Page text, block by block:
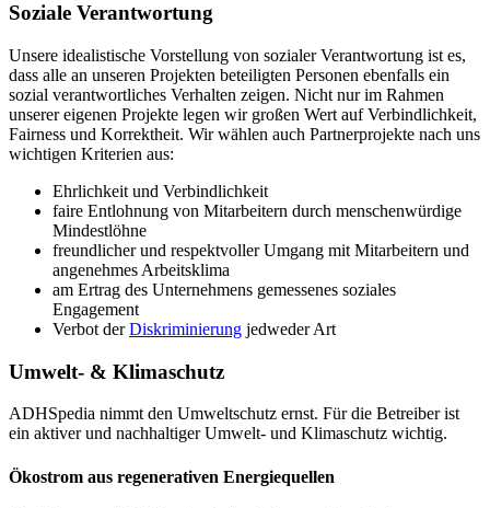
Soziale Verantwortung
Unsere idealistische Vorstellung von sozialer Verantwortung ist es,
dass alle an unseren Projekten beteiligten Personen ebenfalls ein
sozial verantwortliches Verhalten zeigen. Nicht nur im Rahmen
unserer eigenen Projekte legen wir großen Wert auf Verbindlichkeit,
Fairness und Korrektheit. Wir wählen auch Partnerprojekte nach uns
wichtigen Kriterien aus:
Ehrlichkeit und Verbindlichkeit
faire Entlohnung von Mitarbeitern durch menschenwürdige
Mindestlöhne
freundlicher und respektvoller Umgang mit Mitarbeitern und
angenehmes Arbeitsklima
am Ertrag des Unternehmens gemessenes soziales
Engagement
Verbot derDiskriminierung jedweder Art
Umwelt- & Klimaschutz
ADHSpedia nimmt den Umweltschutz ernst. Für die Betreiber ist
ein aktiver und nachhaltiger Umwelt- und Klimaschutz wichtig.
Ökostrom aus regenerativen Energiequellen